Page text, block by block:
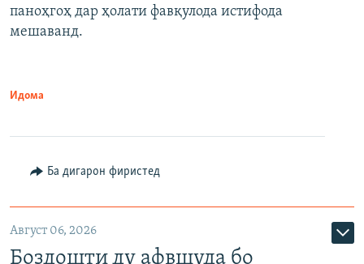
паноҳгоҳ дар ҳолати фавқулода истифода
мешаванд.
Идома
Ба дигарон фиристед
Август 06, 2026
Боздошти ду афвшуда бо